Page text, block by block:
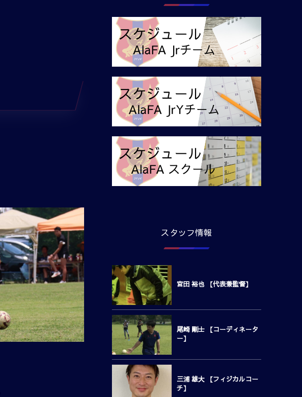
スタッフ情報
宮田 裕也 【代表兼監督】
尾崎 剛士 【コーディネータ
ー】
三浦 雄大 【フィジカルコー
チ】